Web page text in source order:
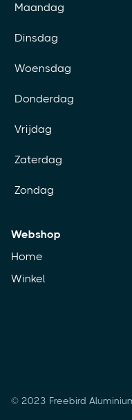
Maandag
Dinsdag
Woensdag
Donderdag
Vrijdag
Zaterdag
Zondag
Webshop
Home
Winkel
© 2023 Freebird